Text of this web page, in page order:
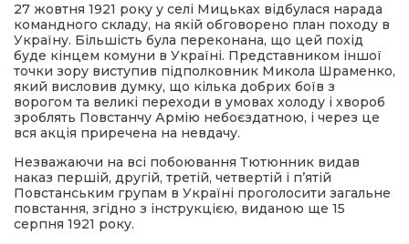
27 жовтня 1921 року у селі Мицьках відбулася нарада
командного складу, на якій обговорено план походу в
Україну. Більшість була переконана, що цей похід
буде кінцем комуни в Україні. Представником іншої
точки зору виступив підполковник Микола Шраменко,
який висловив думку, що кілька добрих боїв з
ворогом та великі переходи в умовах холоду і хвороб
зроблять Повстанчу Армію небоєздатною, і через це
вся акція приречена на невдачу.
Незважаючи на всі побоювання Тютюнник видав
наказ першій, другій, третій, четвертій і п’ятій
Повстанським групам в Україні проголосити загальне
повстання, згідно з інструкцією, виданою ще 15
серпня 1921 року.